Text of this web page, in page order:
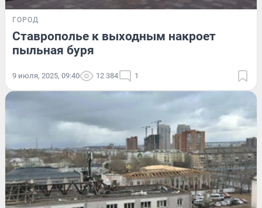
ГОРОД
Ставрополье к выходным накроет
пыльная буря
9 июля, 2025, 09:40 12 384 1